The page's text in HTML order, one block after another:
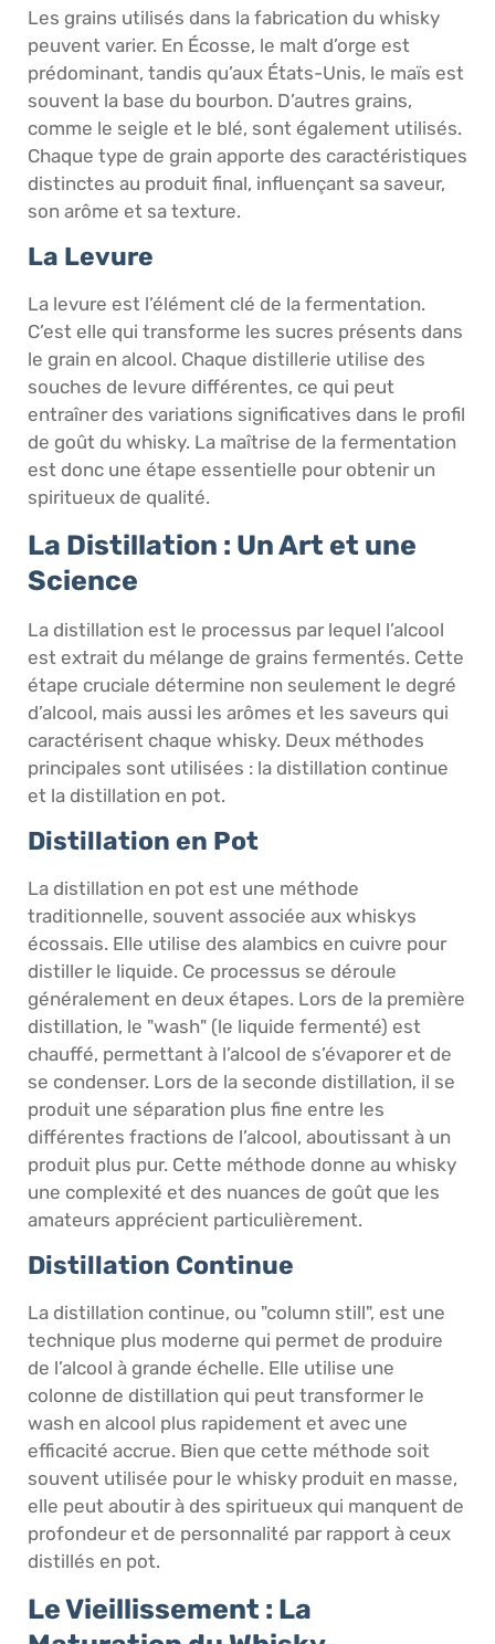
Les grains utilisés dans la fabrication du whisky
peuvent varier. En Écosse, le malt d’orge est
prédominant, tandis qu’aux États-Unis, le maïs est
souvent la base du bourbon. D’autres grains,
comme le seigle et le blé, sont également utilisés.
Chaque type de grain apporte des caractéristiques
distinctes au produit final, influençant sa saveur,
son arôme et sa texture.
La Levure
La levure est l’élément clé de la fermentation.
C’est elle qui transforme les sucres présents dans
le grain en alcool. Chaque distillerie utilise des
souches de levure différentes, ce qui peut
entraîner des variations significatives dans le profil
de goût du whisky. La maîtrise de la fermentation
est donc une étape essentielle pour obtenir un
spiritueux de qualité.
La Distillation : Un Art et une
Science
La distillation est le processus par lequel l’alcool
est extrait du mélange de grains fermentés. Cette
étape cruciale détermine non seulement le degré
d’alcool, mais aussi les arômes et les saveurs qui
caractérisent chaque whisky. Deux méthodes
principales sont utilisées : la distillation continue
et la distillation en pot.
Distillation en Pot
La distillation en pot est une méthode
traditionnelle, souvent associée aux whiskys
écossais. Elle utilise des alambics en cuivre pour
distiller le liquide. Ce processus se déroule
généralement en deux étapes. Lors de la première
distillation, le "wash" (le liquide fermenté) est
chauffé, permettant à l’alcool de s’évaporer et de
se condenser. Lors de la seconde distillation, il se
produit une séparation plus fine entre les
différentes fractions de l’alcool, aboutissant à un
produit plus pur. Cette méthode donne au whisky
une complexité et des nuances de goût que les
amateurs apprécient particulièrement.
Distillation Continue
La distillation continue, ou "column still", est une
technique plus moderne qui permet de produire
de l’alcool à grande échelle. Elle utilise une
colonne de distillation qui peut transformer le
wash en alcool plus rapidement et avec une
efficacité accrue. Bien que cette méthode soit
souvent utilisée pour le whisky produit en masse,
elle peut aboutir à des spiritueux qui manquent de
profondeur et de personnalité par rapport à ceux
distillés en pot.
Le Vieillissement : La